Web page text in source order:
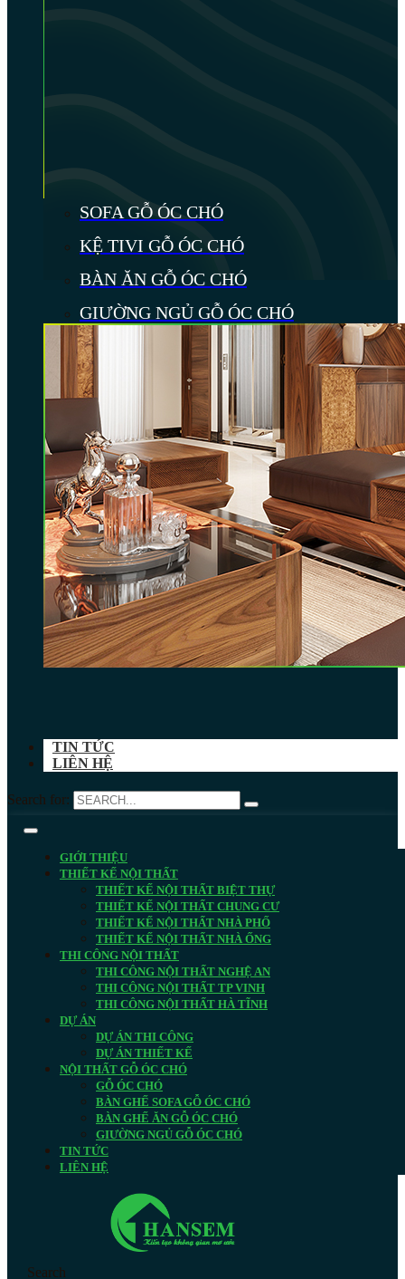
SOFA GỖ ÓC CHÓ
KỆ TIVI GỖ ÓC CHÓ
BÀN ĂN GỖ ÓC CHÓ
GIƯỜNG NGỦ GỖ ÓC CHÓ
TIN TỨC
LIÊN HỆ
Search for:
GIỚI THIỆU
THIẾT KẾ NỘI THẤT
THIẾT KẾ NỘI THẤT BIỆT THỰ
THIẾT KẾ NỘI THẤT CHUNG CƯ
THIẾT KẾ NỘI THẤT NHÀ PHỐ
THIẾT KẾ NỘI THẤT NHÀ ỐNG
THI CÔNG NỘI THẤT
THI CÔNG NỘI THẤT NGHỆ AN
THI CÔNG NỘI THẤT TP VINH
THI CÔNG NỘI THẤT HÀ TĨNH
DỰ ÁN
DỰ ÁN THI CÔNG
DỰ ÁN THIẾT KẾ
NỘI THẤT GỖ ÓC CHÓ
GỖ ÓC CHÓ
BÀN GHẾ SOFA GỖ ÓC CHÓ
BÀN GHẾ ĂN GỖ ÓC CHÓ
GIƯỜNG NGỦ GỖ ÓC CHÓ
TIN TỨC
LIÊN HỆ
Search